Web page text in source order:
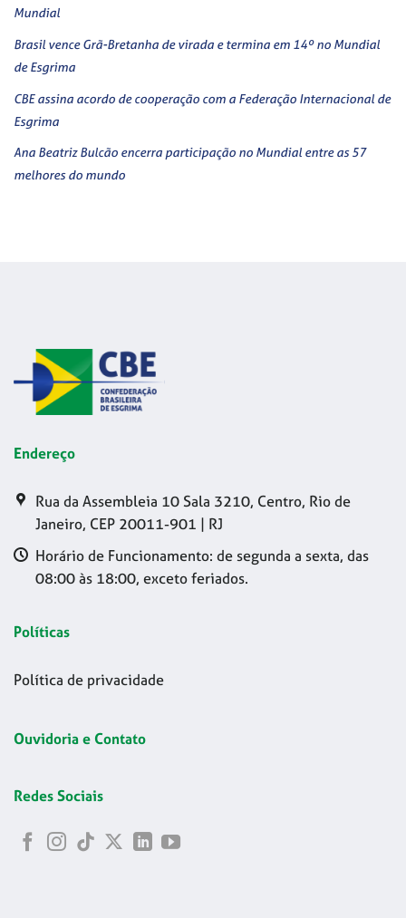
Mundial
Brasil vence Grã-Bretanha de virada e termina em 14º no Mundial
de Esgrima
CBE assina acordo de cooperação com a Federação Internacional de
Esgrima
Ana Beatriz Bulcão encerra participação no Mundial entre as 57
melhores do mundo
Endereço
Rua da Assembleia 10 Sala 3210, Centro, Rio de
Janeiro, CEP 20011-901 | RJ
Horário de Funcionamento: de segunda a sexta, das
08:00 às 18:00, exceto feriados.
Políticas
Política de privacidade
Ouvidoria e Contato
Redes Sociais